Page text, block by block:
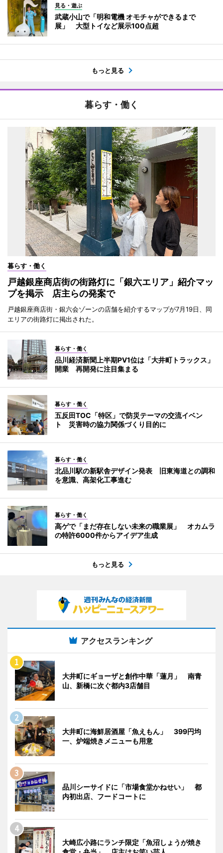
見る・遊ぶ
武蔵小山で「明和電機 オモチャができるまで
展」 大型トイなど展示100点超
もっと見る
暮らす・働く
暮らす・働く
戸越銀座商店街の街路灯に「銀六エリア」紹介マッ
プを掲示 店主らの発案で
戸越銀座商店街・銀六会ゾーンの店舗を紹介するマップが7月19日、同
エリアの街路灯に掲出された。
暮らす・働く
品川経済新聞上半期PV1位は「大井町トラックス」
開業 再開発に注目集まる
暮らす・働く
五反田TOC「特区」で防災テーマの交流イベン
ト 災害時の協力関係づくり目的に
暮らす・働く
北品川駅の新駅舎デザイン発表 旧東海道との調和
を意識、高架化工事進む
暮らす・働く
高ゲで「まだ存在しない未来の職業展」 オカムラ
の特許6000件からアイデア生成
もっと見る
アクセスランキング
大井町にギョーザと創作中華「蓮月」 南青
山、新橋に次ぐ都内3店舗目
大井町に海鮮居酒屋「魚えもん」 399円均
一、炉端焼きメニューも用意
品川シーサイドに「市場食堂かねせい」 都
内初出店、フードコートに
大崎広小路にランチ限定「魚沼しょうが焼き